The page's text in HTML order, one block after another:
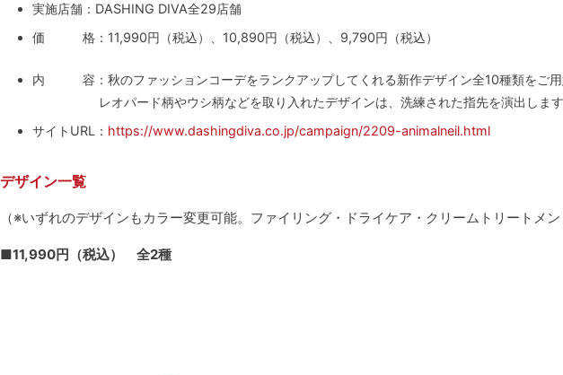
実施店舗：DASHING DIVA全29店舗
価 格：11,990円（税込）、10,890円（税込）、9,790円（税込）
内 容：秋のファッションコーデをランクアップしてくれる新作デザイン全10種類をご用
レオパード柄やウシ柄などを取り入れたデザインは、洗練された指先を演出します
サイトURL： https://www.dashingdiva.co.jp/campaign/2209-animalneil.html
デザイン一覧
（※いずれのデザインもカラー変更可能。ファイリング・ドライケア・クリームトリートメン
■11,990円（税込） 全2種